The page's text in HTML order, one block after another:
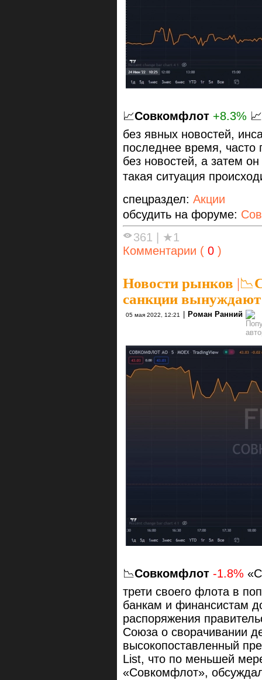
📈Совкомфлот +8.3% 📈
без явных новостей,
последнее время, часто
без новостей, а затем
такая ситуация
спецраздел: Акции
обсудить на форуме:
361
★1
Комментарии ( 0 )
Новости рынков |
санкции
05 мая 2022, 12:21 Роман Ранний
📉Совкомфлот -1.8%
трети своего флота в
банкам и финансистам
распоряжения
Союза о сворачивании
высокопоставленный
List, что по меньшей
«Совкомфлот»,